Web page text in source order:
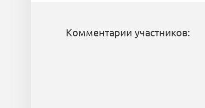
Комментарии участников: